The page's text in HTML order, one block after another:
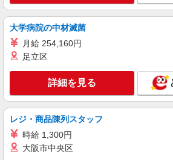
キープ
派遣社員
株式会社トラストグロース 新宿本社 第3営
時給：初任者研修
護福祉士1450円 ※資格・
埼玉県八潮市
キープ
職業紹介
大学病院の中材滅菌
月給 254,160円
足立区
詳細を見る
レジ・商品陳列スタッフ
時給 1,300円
大阪市中央区